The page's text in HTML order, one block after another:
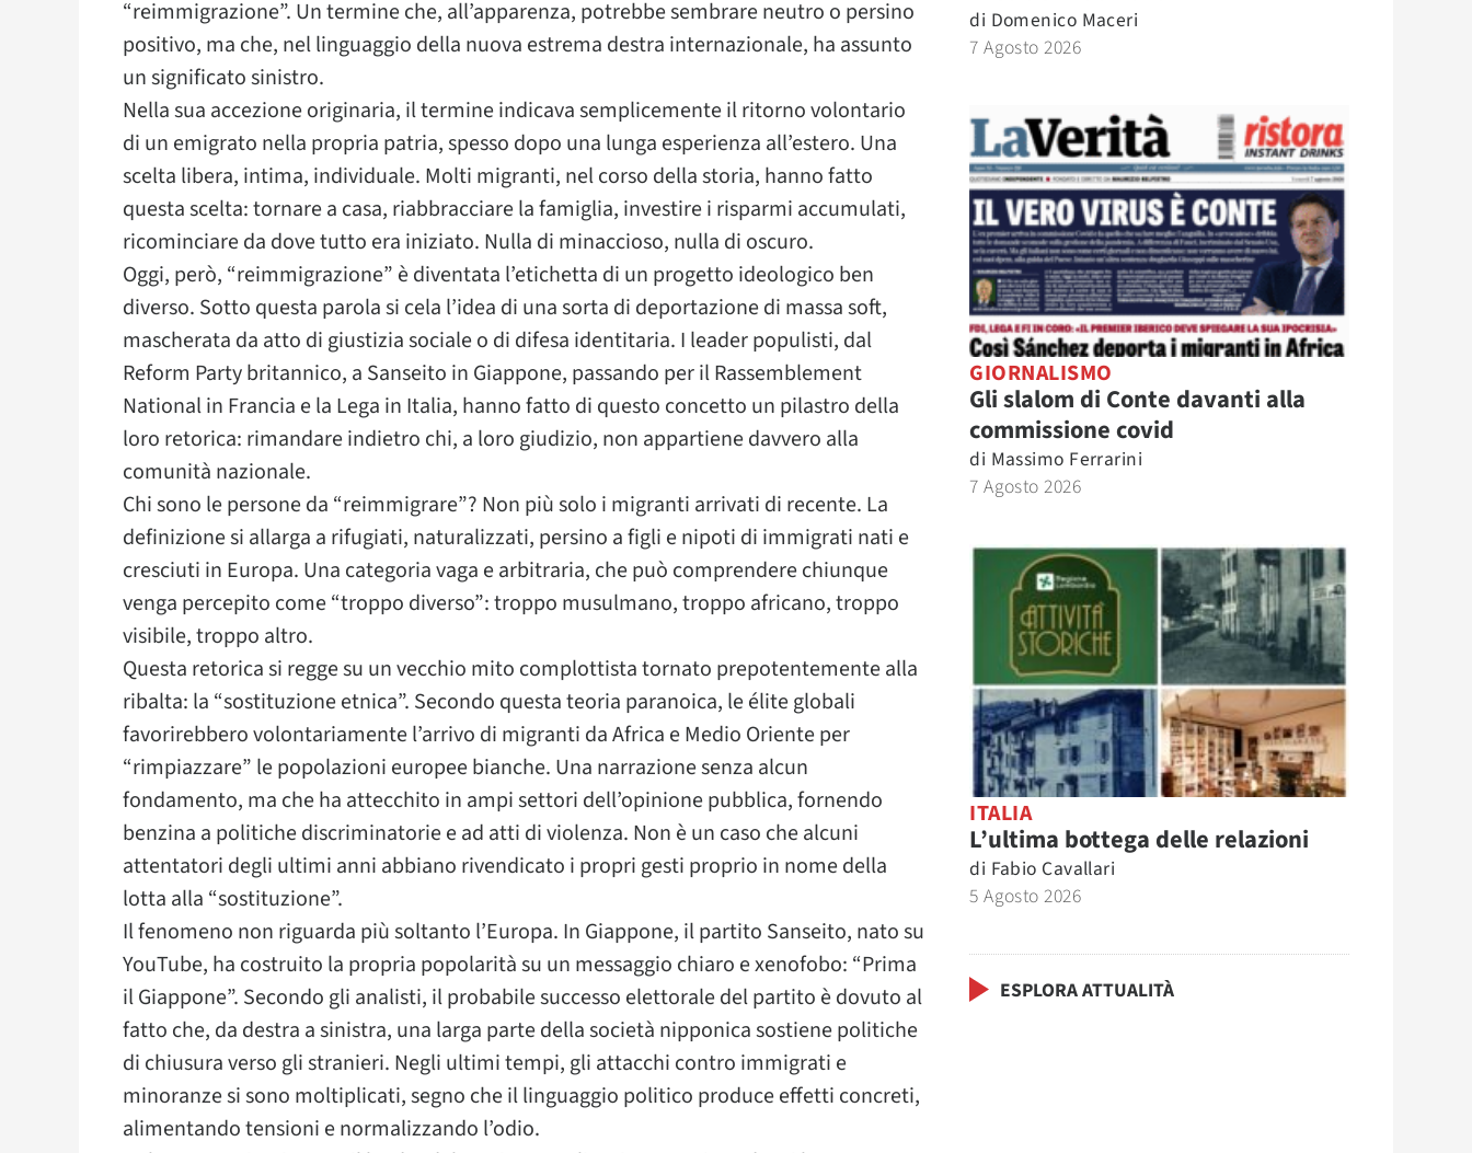
“reimmigrazione”. Un termine che, all’apparenza, potrebbe sembrare neutro o persino
positivo, ma che, nel linguaggio della nuova estrema destra internazionale, ha assunto
un significato sinistro.
Nella sua accezione originaria, il termine indicava semplicemente il ritorno volontario
di un emigrato nella propria patria, spesso dopo una lunga esperienza all’estero. Una
scelta libera, intima, individuale. Molti migranti, nel corso della storia, hanno fatto
questa scelta: tornare a casa, riabbracciare la famiglia, investire i risparmi accumulati,
ricominciare da dove tutto era iniziato. Nulla di minaccioso, nulla di oscuro.
Oggi, però, “reimmigrazione” è diventata l’etichetta di un progetto ideologico ben
diverso. Sotto questa parola si cela l’idea di una sorta di deportazione di massa soft,
mascherata da atto di giustizia sociale o di difesa identitaria. I leader populisti, dal
Reform Party britannico, a Sanseito in Giappone, passando per il Rassemblement
National in Francia e la Lega in Italia, hanno fatto di questo concetto un pilastro della
loro retorica: rimandare indietro chi, a loro giudizio, non appartiene davvero alla
comunità nazionale.
Chi sono le persone da “reimmigrare”? Non più solo i migranti arrivati di recente. La
definizione si allarga a rifugiati, naturalizzati, persino a figli e nipoti di immigrati nati e
cresciuti in Europa. Una categoria vaga e arbitraria, che può comprendere chiunque
venga percepito come “troppo diverso”: troppo musulmano, troppo africano, troppo
visibile, troppo altro.
Questa retorica si regge su un vecchio mito complottista tornato prepotentemente alla
ribalta: la “sostituzione etnica”. Secondo questa teoria paranoica, le élite globali
favorirebbero volontariamente l’arrivo di migranti da Africa e Medio Oriente per
“rimpiazzare” le popolazioni europee bianche. Una narrazione senza alcun
fondamento, ma che ha attecchito in ampi settori dell’opinione pubblica, fornendo
benzina a politiche discriminatorie e ad atti di violenza. Non è un caso che alcuni
attentatori degli ultimi anni abbiano rivendicato i propri gesti proprio in nome della
lotta alla “sostituzione”.
Il fenomeno non riguarda più soltanto l’Europa. In Giappone, il partito Sanseito, nato su
YouTube, ha costruito la propria popolarità su un messaggio chiaro e xenofobo: “Prima
il Giappone”. Secondo gli analisti, il probabile successo elettorale del partito è dovuto al
fatto che, da destra a sinistra, una larga parte della società nipponica sostiene politiche
di chiusura verso gli stranieri. Negli ultimi tempi, gli attacchi contro immigrati e
minoranze si sono moltiplicati, segno che il linguaggio politico produce effetti concreti,
alimentando tensioni e normalizzando l’odio.
di Domenico Maceri
7 Agosto 2026
GIORNALISMO
Gli slalom di Conte davanti alla
commissione covid
di Massimo Ferrarini
7 Agosto 2026
ITALIA
L’ultima bottega delle relazioni
di Fabio Cavallari
5 Agosto 2026
ESPLORA ATTUALITÀ